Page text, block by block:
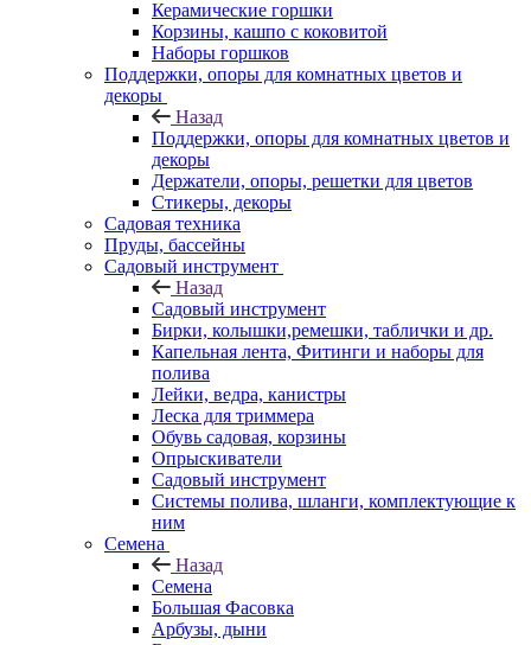
Керамические горшки
Корзины, кашпо с коковитой
Наборы горшков
Поддержки, опоры для комнатных цветов и
декоры
Назад
Поддержки, опоры для комнатных цветов и
декоры
Держатели, опоры, решетки для цветов
Стикеры, декоры
Садовая техника
Пруды, бассейны
Садовый инструмент
Назад
Садовый инструмент
Бирки, колышки,ремешки, таблички и др.
Капельная лента, Фитинги и наборы для
полива
Лейки, ведра, канистры
Леска для триммера
Обувь садовая, корзины
Опрыскиватели
Садовый инструмент
Системы полива, шланги, комплектующие к
ним
Семена
Назад
Семена
Большая Фасовка
Арбузы, дыни